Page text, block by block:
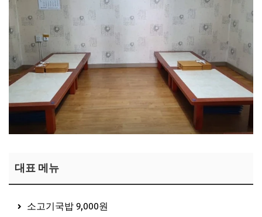
대표 메뉴
소고기국밥 9,000원